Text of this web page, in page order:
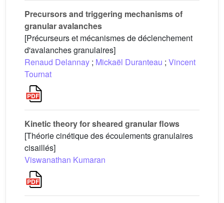
Precursors and triggering mechanisms of
granular avalanches
[Précurseurs et mécanismes de déclenchement
d'avalanches granulaires]
Renaud Delannay ; Mickaël Duranteau ; Vincent
Tournat
Kinetic theory for sheared granular flows
[Théorie cinétique des écoulements granulaires
cisaillés]
Viswanathan Kumaran